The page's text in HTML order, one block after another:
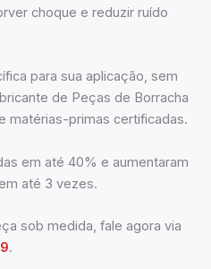
choque e reduzir ruído
para sua aplicação, sem
de Peças de Borracha
matérias-primas certificadas.
em até 40% e aumentaram
até 3 vezes.
sob medida, fale agora via
.